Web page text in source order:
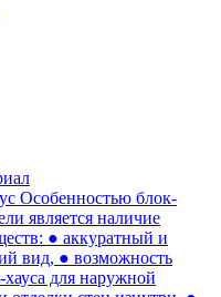
Особенностью блок-
является наличие
● аккуратный и
вид, ● возможность
для наружной